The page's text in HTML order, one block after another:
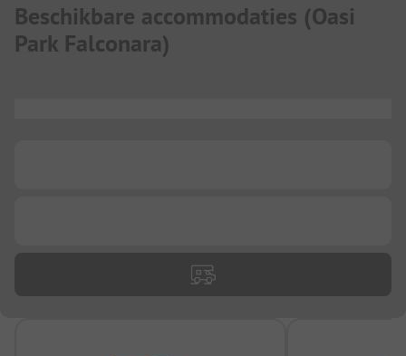
Beschikbare accommodaties (Oasi
Park Falconara)